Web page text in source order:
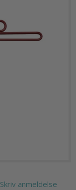
Skriv anmeldelse